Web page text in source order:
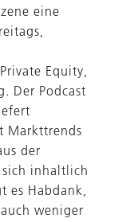
eine
Equity,
Der Podcast
Markttrends
der
sich inhaltlich
es Habdank,
weniger